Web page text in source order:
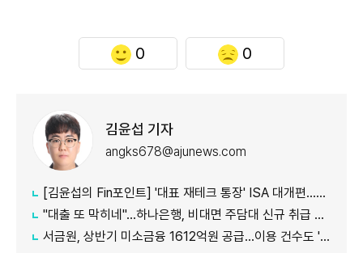
0 0
김윤섭 기자
angks678@ajunews.com
[김윤섭의 Fin포인트] '대표 재테크 통장' ISA 대개편…나에게 맞는 전략은?
"대출 또 막히네"…하나은행, 비대면 주담대 신규 취급 중단
서금원, 상반기 미소금융 1612억원 공급…이용 건수도 '역대 최대'